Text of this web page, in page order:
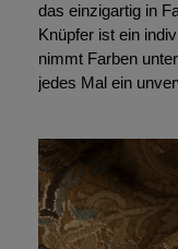
das einzigartig in
Knüpfer ist ein
nimmt Farben
jedes Mal ein